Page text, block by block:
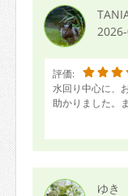
評価:
水回り中心に、
助かりました。
ゆき